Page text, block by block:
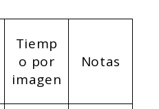
Tiemp
o por
imagen
Notas